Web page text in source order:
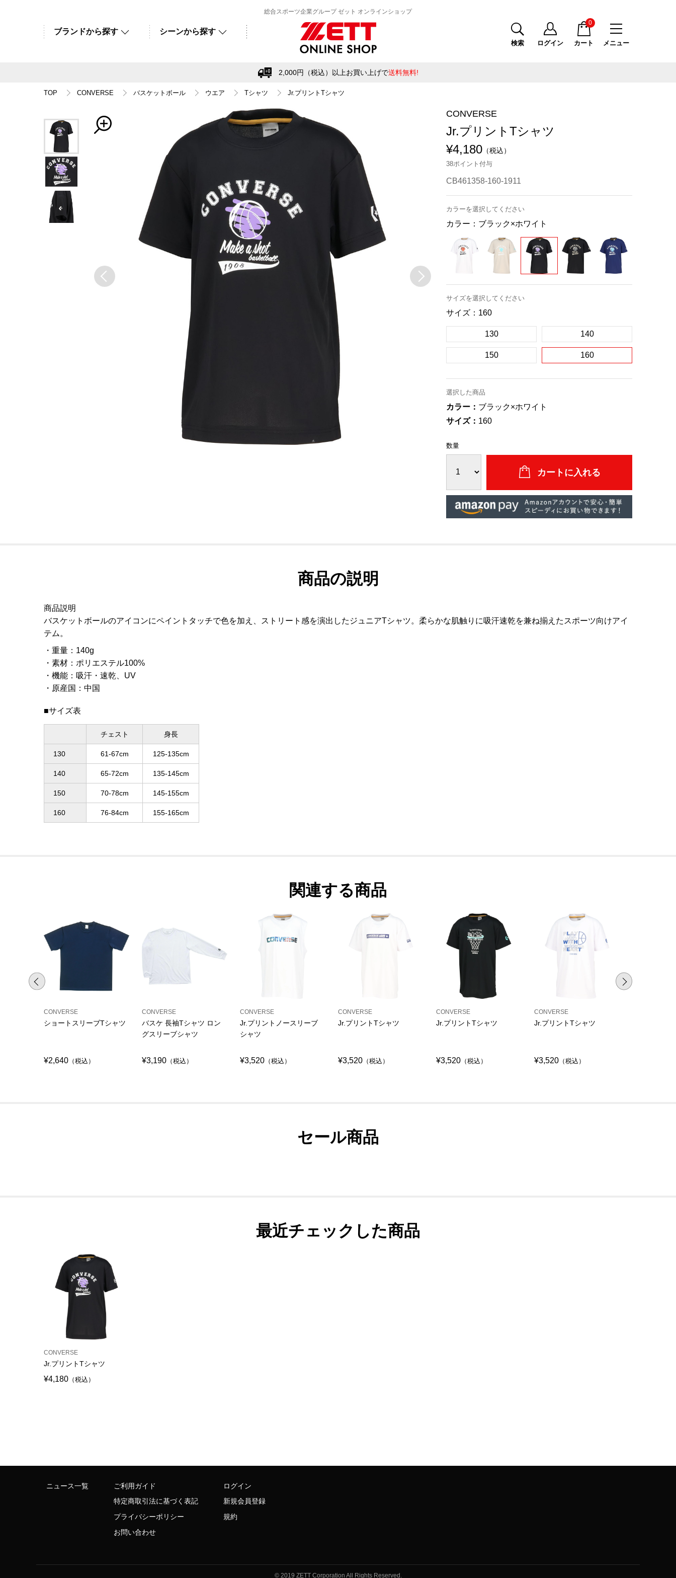
総合スポーツ企業グループ ゼット オンラインショップ
ブランドから探す シーンから探す
メニュー
検索 ログイン カート
0
2,000円（税込）以上お買い上げで送料無料!
TOP CONVERSE バスケットボール ウエア Tシャツ Jr.プリントTシャツ
CONVERSE
Jr.プリントTシャツ
¥4,180 （税込）
38ポイント付与
CB461358-160-1911
カラーを選択してください
カラー： ブラック×ホワイト
サイズを選択してください
サイズ： 160
130 140
150 160
選択した商品
カラー： ブラック×ホワイト
サイズ： 160
数量
商品の説明
商品説明
バスケットボールのアイコンにペイントタッチで色を加え、ストリート感を演出したジュニアTシャツ。柔らかな肌触りに吸汗速乾を兼ね揃えたスポーツ向けアイ
テム。
重量 ： 140g
素材 ： ポリエステル100%
機能 ： 吸汗・速乾、UV
原産国 ： 中国
■サイズ表
チェスト 身長
130 61-67cm 125-135cm
140 65-72cm 135-145cm
150 70-78cm 145-155cm
160 76-84cm 155-165cm
関連する商品
CONVERSE
ショートスリーブTシャツ
¥2,640 （税込）
CONVERSE
バスケ 長袖Tシャツ ロン
グスリーブシャツ
¥3,190 （税込）
CONVERSE
Jr.プリントノースリーブ
シャツ
¥3,520 （税込）
CONVERSE
Jr.プリントTシャツ
¥3,520 （税込）
CONVERSE
Jr.プリントTシャツ
¥3,520 （税込）
CONVERSE
Jr.プリントTシャツ
¥3,520 （税込）
セール商品
最近チェックした商品
CONVERSE
Jr.プリントTシャツ
¥4,180 （税込）
ニュース一覧
ご利用ガイド
特定商取引法に基づく表記
プライバシーポリシー
お問い合わせ
ログイン
新規会員登録
規約
© 2019 ZETT Corporation All Rights Reserved.